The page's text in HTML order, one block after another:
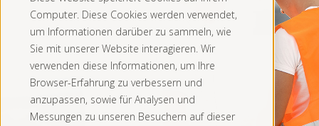
Computer. Diese Cookies werden verwendet,
um Informationen darüber zu sammeln, wie
Sie mit unserer Website interagieren. Wir
verwenden diese Informationen, um Ihre
Browser-Erfahrung zu verbessern und
anzupassen, sowie für Analysen und
Messungen zu unseren Besuchern auf dieser